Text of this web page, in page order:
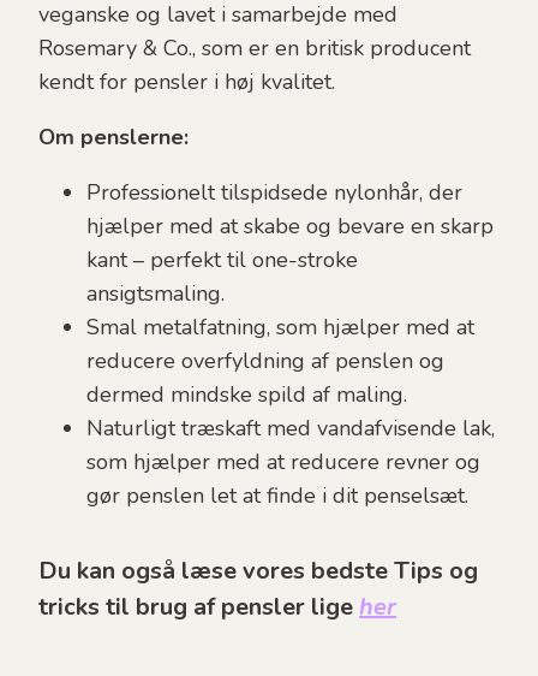
veganske og lavet i samarbejde med
Rosemary & Co., som er en britisk producent
kendt for pensler i høj kvalitet.
Om penslerne:
Professionelt tilspidsede nylonhår, der
hjælper med at skabe og bevare en skarp
kant – perfekt til one-stroke
ansigtsmaling.
Smal metalfatning, som hjælper med at
reducere overfyldning af penslen og
dermed mindske spild af maling.
Naturligt træskaft med vandafvisende lak,
som hjælper med at reducere revner og
gør penslen let at finde i dit penselsæt.
Du kan også læse vores bedste Tips og
tricks til brug af pensler lige her